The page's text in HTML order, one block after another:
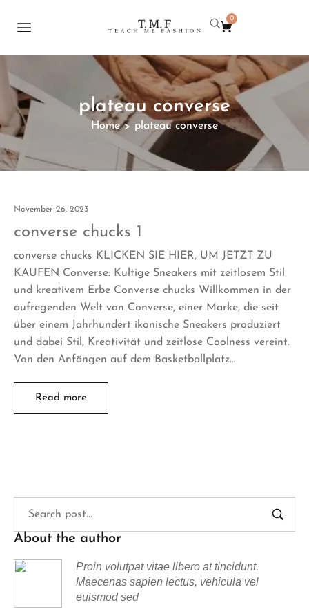
0
plateau converse
Home > plateau converse
November 26, 2023
converse chucks 1
converse chucks KLICKEN SIE HIER, UM JETZT ZU
KAUFEN Converse: Kultige Sneakers mit zeitlosem Stil
und kreativem Erbe Converse chucks Willkommen in der
aufregenden Welt von Converse, einer Marke, die seit
über einem Jahrhundert ikonische Sneakers produziert
und dabei Stil, Kreativität und zeitlose Coolness vereint.
Von den Anfängen auf dem Basketballplatz…
Read more
About the author
Proin volutpat vitae libero at tincidunt.
Maecenas sapien lectus, vehicula vel
euismod sed